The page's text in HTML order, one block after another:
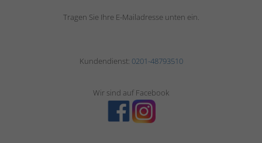
Tragen Sie Ihre E-Mailadresse unten ein.
Kundendienst: 0201-48793510
Wir sind auf Facebook